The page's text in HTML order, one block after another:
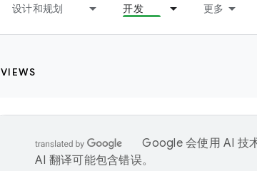
设计和规划 开发 更多
VIEWS
Google 会使用 AI 技
AI 翻译可能包含错误。